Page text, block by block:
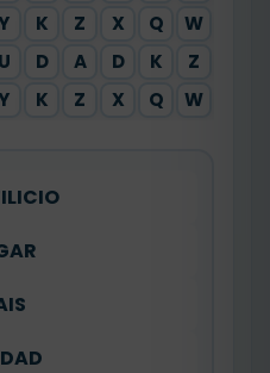
K Z X Q W
U D A D K Z
K Z X Q W